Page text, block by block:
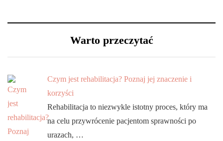
Warto przeczytać
Czym jest rehabilitacja? Poznaj jej znaczenie i
korzyści
Rehabilitacja to niezwykle istotny proces, który ma
na celu przywrócenie pacjentom sprawności po
urazach, …